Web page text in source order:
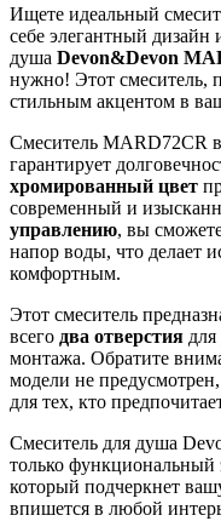
Ищете идеальный
себе элегантный дизайн
душа Devon&Devon
нужно! Этот смеситель,
стильным акцентом в
Смеситель MARD72CR
гарантирует
хромированный цвет
современный и
управлению, вы
напор воды, что делает
комфортным.
Этот смеситель
всего два отверстия
монтажа. Обратите
модели не
для тех, кто
Смеситель для душа
только функциональный
который подчеркнет
впишется в любой